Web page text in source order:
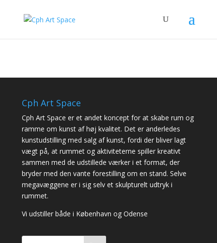
Cph Art Space
Cph Art Space er et andet koncept for at skabe rum og
ramme om kunst af høj kvalitet. Det er anderledes
kunstudstilling med salg af kunst, fordi der bliver lagt
vægt på, at rummet og aktiviteterne spiller kreativt
sammen med de udstillede værker i et format, der
bryder med den vante forestilling om en stand. Selve
megavæggene er i sig selv et skulpturelt udtryk i
rummet.
Vi udstiller både i København og Odense